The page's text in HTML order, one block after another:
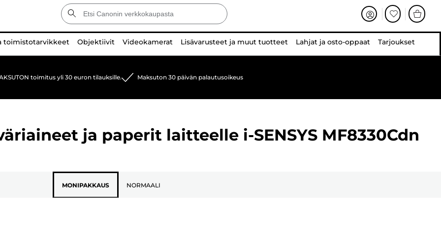
toimistotarvikkeet Objektiivit Videokamerat Lisävarusteet ja muut tuotteet Lahjat ja osto-oppaat Tarjoukset
toimitus yli 30 euron tilauksille. Maksuton 30 päivän palautusoikeus
ja paperit laitteelle i-SENSYS MF8330Cdn
MONIPAKKAUS NORMAALI